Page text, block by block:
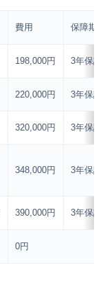
費用 保障期
198,000円 3年保証
220,000円 3年保証
320,000円 3年保証
348,000円 3年保証
390,000円 3年保証
0円